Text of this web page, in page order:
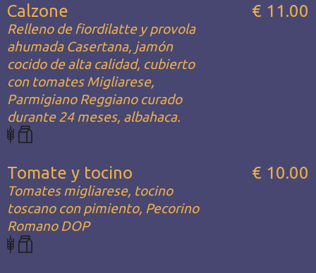
Calzone
Relleno de fiordilatte y provola
ahumada Casertana, jamón
cocido de alta calidad, cubierto
con tomates Migliarese,
Parmigiano Reggiano curado
durante 24 meses, albahaca.
€ 11.00
Tomate y tocino
Tomates migliarese, tocino
toscano con pimiento, Pecorino
Romano DOP
€ 10.00